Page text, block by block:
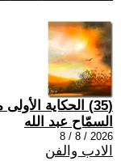
(35) الحكاية الأولى من سيرتي الذاتية، 24
السمّاح عبد الله
2026 / 8 / 8
الادب والفن